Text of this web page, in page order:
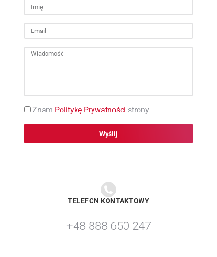
Znam Politykę Prywatności strony.
Wyślij
TELEFON KONTAKTOWY
+48 888 650 247